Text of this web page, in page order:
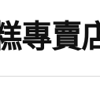
專賣